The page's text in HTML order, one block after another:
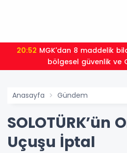
20:52
bölgesel güvenlik ve
Anasayfa Gündem
SOLOTÜRK’ün
Uçuşu İptal